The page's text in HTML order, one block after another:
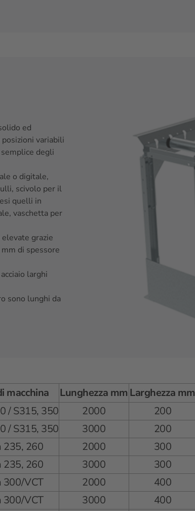
ed
variabili
degli
o digitale,
scivolo per il
quelli in
vaschetta per
grazie
di spessore
larghi
sono lunghi da
macchina Lunghezza mm Larghezza mm
/ S315, 350 2000 200
/ S315, 350 3000 200
235, 260 2000 300
235, 260 3000 300
300/VCT 2000 400
300/VCT 3000 400